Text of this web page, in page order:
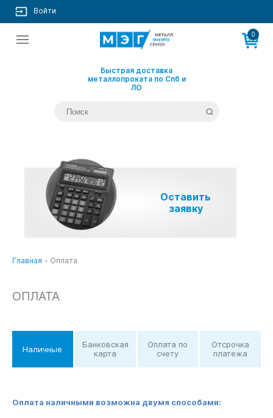
Войти
Быстрая доставка
металлопроката по Спб и
ЛО
Оставить
заявку
0
Главная - Оплата
ОПЛАТА
Наличные
Банковская
карта
Оплата по
счету
Отсрочка
платежа
Оплата наличными возможна двумя способами: